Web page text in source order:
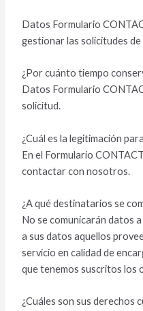
Datos Formulario
gestionar las solicitudes
¿Por cuánto tiempo
Datos Formulario
solicitud.
¿Cuál es la legitimación
En el Formulario
contactar con nosotros.
¿A qué destinatarios se
No se comunicarán datos
a sus datos aquellos
servicio en calidad de
que tenemos suscritos
¿Cuáles son sus derechos